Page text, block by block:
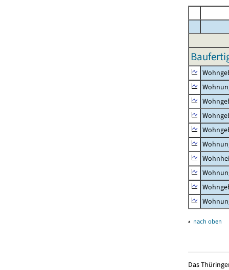
▴ nach oben
Das